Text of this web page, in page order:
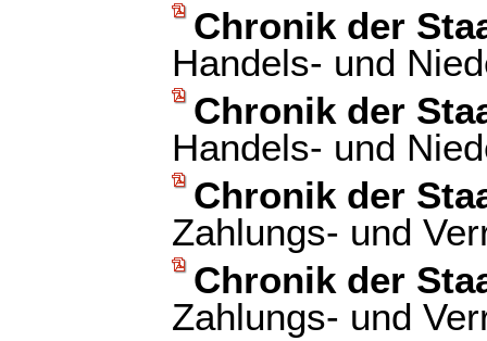
Chronik der
Handels- und
Chronik der
Handels- und
Chronik der
Zahlungs- und
Chronik der
Zahlungs- und